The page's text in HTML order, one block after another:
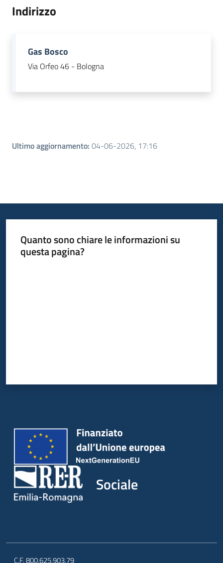
Indirizzo
Gas Bosco
Via Orfeo 46 - Bologna
Ultimo aggiornamento: 04-06-2026, 17:16
Quanto sono chiare le informazioni su
questa pagina?
Sociale
C.F. 800.625.903.79